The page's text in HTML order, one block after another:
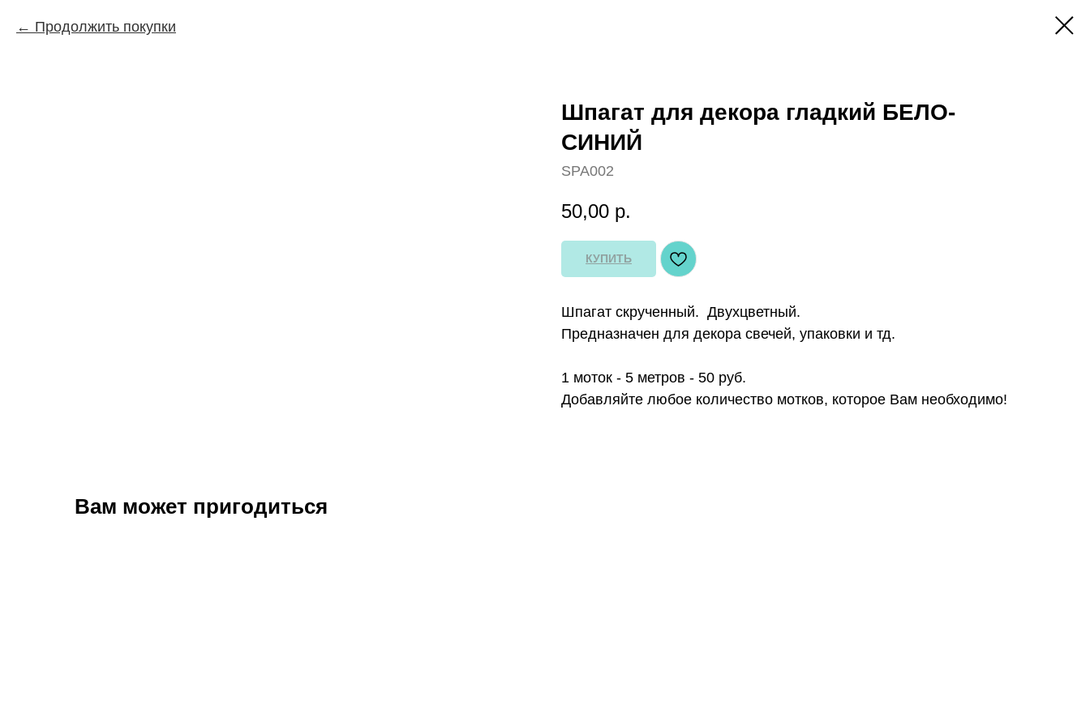
Продолжить покупки
Шпагат для декора гладкий БЕЛО-
СИНИЙ
SPA002
50,00 р.
КУПИТЬ
Шпагат скрученный. Двухцветный.
Предназначен для декора свечей, упаковки и тд.
1 моток - 5 метров - 50 руб.
Добавляйте любое количество мотков, которое Вам необходимо!
Вам может пригодиться